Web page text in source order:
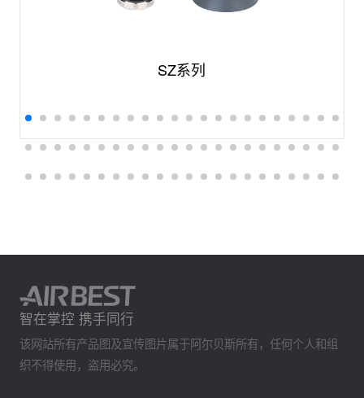
SZ系列
智在掌控 携手同行
该网站所有产品图及宣传图片属于阿尔贝斯所有，任何个人和组
织不得使用，盗用必究。